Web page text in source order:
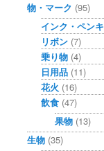
物・マーク (95)
インク・ペンキ
リボン (7)
乗り物 (4)
日用品 (11)
花火 (16)
飲食 (47)
果物 (13)
生物 (35)